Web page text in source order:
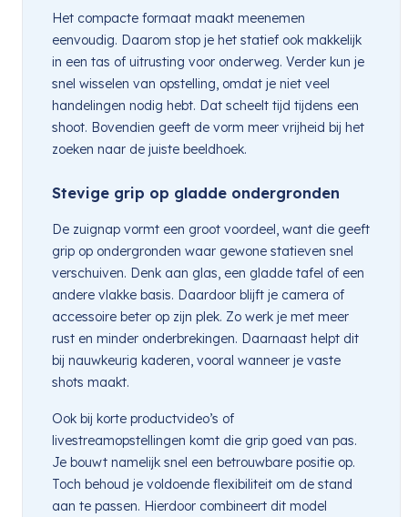
Het compacte formaat maakt meenemen
eenvoudig. Daarom stop je het statief ook makkelijk
in een tas of uitrusting voor onderweg. Verder kun je
snel wisselen van opstelling, omdat je niet veel
handelingen nodig hebt. Dat scheelt tijd tijdens een
shoot. Bovendien geeft de vorm meer vrijheid bij het
zoeken naar de juiste beeldhoek.
Stevige grip op gladde ondergronden
De zuignap vormt een groot voordeel, want die geeft
grip op ondergronden waar gewone statieven snel
verschuiven. Denk aan glas, een gladde tafel of een
andere vlakke basis. Daardoor blijft je camera of
accessoire beter op zijn plek. Zo werk je met meer
rust en minder onderbrekingen. Daarnaast helpt dit
bij nauwkeurig kaderen, vooral wanneer je vaste
shots maakt.
Ook bij korte productvideo’s of
livestreamopstellingen komt die grip goed van pas.
Je bouwt namelijk snel een betrouwbare positie op.
Toch behoud je voldoende flexibiliteit om de stand
aan te passen. Hierdoor combineert dit model